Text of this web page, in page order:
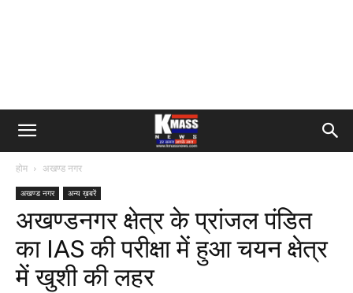
होम अखण्ड नगर
अखण्ड नगर अन्य ख़बरें
अखण्डनगर क्षेत्र के प्रांजल पंडित
का IAS की परीक्षा में हुआ चयन क्षेत्र
में खुशी की लहर